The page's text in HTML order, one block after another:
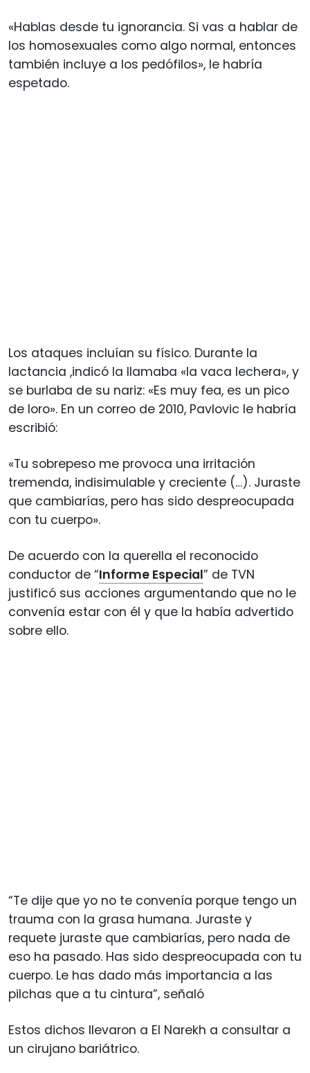
«Hablas desde tu ignorancia. Si vas a hablar de
los homosexuales como algo normal, entonces
también incluye a los pedófilos», le habría
espetado.
Los ataques incluían su físico. Durante la
lactancia ,indicó la llamaba «la vaca lechera», y
se burlaba de su nariz: «Es muy fea, es un pico
de loro». En un correo de 2010, Pavlovic le habría
escribió:
«Tu sobrepeso me provoca una irritación
tremenda, indisimulable y creciente (…). Juraste
que cambiarías, pero has sido despreocupada
con tu cuerpo».
De acuerdo con la querella el reconocido
conductor de “Informe Especial” de TVN
justificó sus acciones argumentando que no le
convenía estar con él y que la había advertido
sobre ello.
“Te dije que yo no te convenía porque tengo un
trauma con la grasa humana. Juraste y
requete juraste que cambiarías, pero nada de
eso ha pasado. Has sido despreocupada con tu
cuerpo. Le has dado más importancia a las
pilchas que a tu cintura”, señaló
Estos dichos llevaron a El Narekh a consultar a
un cirujano bariátrico.